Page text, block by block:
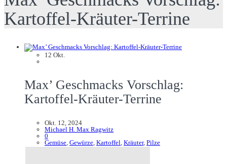
Kartoffel-Kräuter-Terrine
12 Okt.
Max’ Geschmacks Vorschlag:
Kartoffel-Kräuter-Terrine
Okt. 12, 2024
Michael H. Max Ragwitz
0
Gemüse Gewürze Kartoffel Kräuter, Pilze